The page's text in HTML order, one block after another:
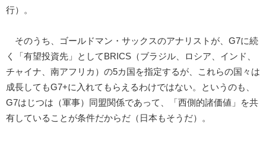
行）。
そのうち、ゴールドマン・サックスのアナリストが、G7に続
く「有望投資先」としてBRICS（ブラジル、ロシア、インド、
チャイナ、南アフリカ）の5カ国を指定するが、これらの国々は
成長してもG7+に入れてもらえるわけではない。というのも、
G7はじつは（軍事）同盟関係であって、「西側的諸価値」を共
有していることが条件だからだ（日本もそうだ）。